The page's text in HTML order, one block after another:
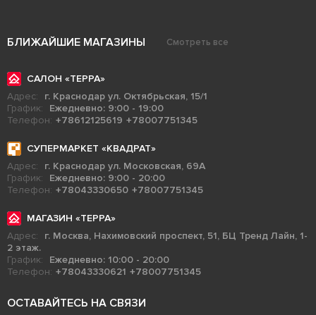
БЛИЖАЙШИЕ МАГАЗИНЫ Смотреть все
САЛОН «ТЕРРА»
Адрес:
г. Краснодар ул. Октябрьская, 15/1
График:
Ежедневно: 9:00 - 19:00
Телефон: +78612125619 +78007751345
СУПЕРМАРКЕТ «КВАДРАТ»
Адрес:
г. Краснодар ул. Московская, 69А
График:
Ежедневно: 9:00 - 20:00
Телефон: +78043330650 +78007751345
МАГАЗИН «ТЕРРА»
Адрес:
г. Москва, Нахимовский проспект, 51, БЦ Тренд Лайн, 1-
2 этаж.
График:
Ежедневно: 10:00 - 20:00
Телефон: +78043330621 +78007751345
ОСТАВАЙТЕСЬ НА СВЯЗИ